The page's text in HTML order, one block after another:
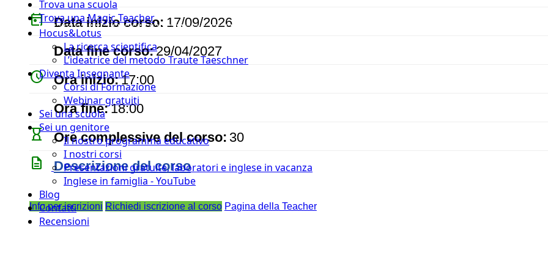
Trova una scuola
Trova una Magic Teacher
Hocus&Lotus
La ricerca scientifica
L’ideatrice del metodo Traute Taeschner
Diventa Insegnante
Corsi di Formazione
Webinar gratuiti
Sei una scuola
Sei un genitore
Il nostro programma educativo
I nostri corsi
Presentazioni gratuite, laboratori e inglese in vacanza
Inglese in famiglia - YouTube
Blog
Contatti
Recensioni
today Data inizio corso: 17/09/2026
Data fine corso:29/04/2027
watch_later Ora inizio:17:00
timer Ora fine:18:00
hourglass_empty Ore complessive del corso: 30
description Descrizione del corso
Info per iscrizioni Richiedi iscrizione al corso Pagina della Teacher